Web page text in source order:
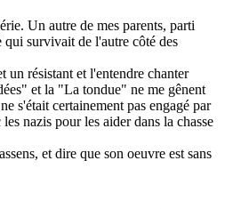
Un autre de mes parents, parti
qui survivait de l'autre côté des
un résistant et l'entendre chanter
et la "La tondue" ne me gênent
s'était certainement pas engagé par
nazis pour les aider dans la chasse
et dire que son oeuvre est sans